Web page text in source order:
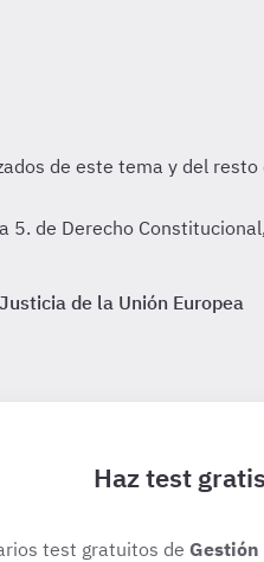
5. de Derecho
de la Unión Europea
Haz test
test gratuitos de